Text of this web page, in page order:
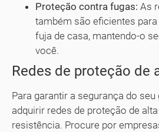
Proteção contra fugas: As
também são eficientes
fuja de casa, mantendo-o
você.
Redes de proteção de
Para garantir a segurança do seu
adquirir redes de proteção de
resistência. Procure por